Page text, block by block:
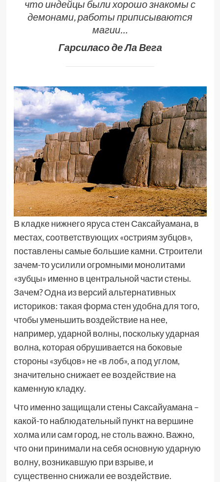
что индейцы были хорошо знакомы с
демонами, работы приписываются
магии…
Гарсиласо де Ла Вега
В кладке нижнего яруса стен Саксайуамана, в
местах, соответствующих «остриям зубцов»,
поставлены самые большие камни. Строители
зачем-то усилили огромными монолитами
«зубцы» именно в центральной части стены.
Зачем? Одна из версий альтернативных
историков: такая форма стен удобна для того,
чтобы уменьшить воздействие на нее,
например, ударной волны, поскольку ударная
волна, которая обрушивается на боковые
стороны «зубцов» не «в лоб», а под углом,
значительно снижает ее воздействие на
каменную кладку.
Что именно защищали стены Саксайуамана –
какой-то наблюдательный пункт на вершине
холма или сам город, не столь важно. Важно,
что они принимали на себя основную ударную
волну, возникавшую при взрыве, и
существенно снижали ее воздействие.